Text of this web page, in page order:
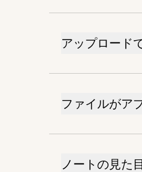
アップロード
ファイルがア
ノートの見た